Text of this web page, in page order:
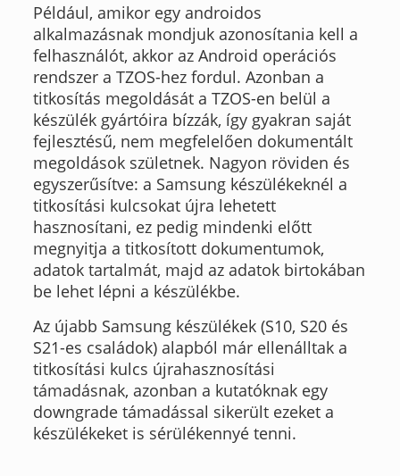
Például, amikor egy androidos
alkalmazásnak mondjuk azonosítania kell a
felhasználót, akkor az Android operációs
rendszer a TZOS-hez fordul. Azonban a
titkosítás megoldását a TZOS-en belül a
készülék gyártóira bízzák, így gyakran saját
fejlesztésű, nem megfelelően dokumentált
megoldások születnek. Nagyon röviden és
egyszerűsítve: a Samsung készülékeknél a
titkosítási kulcsokat újra lehetett
hasznosítani, ez pedig mindenki előtt
megnyitja a titkosított dokumentumok,
adatok tartalmát, majd az adatok birtokában
be lehet lépni a készülékbe.
Az újabb Samsung készülékek (S10, S20 és
S21-es családok) alapból már ellenálltak a
titkosítási kulcs újrahasznosítási
támadásnak, azonban a kutatóknak egy
downgrade támadással sikerült ezeket a
készülékeket is sérülékennyé tenni.